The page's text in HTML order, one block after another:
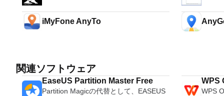
iMyFone AnyTo
関連ソフトウェア
EaseUS Partition Master Free
Partition Magicの代替として、EASEUS
WPS
WPS